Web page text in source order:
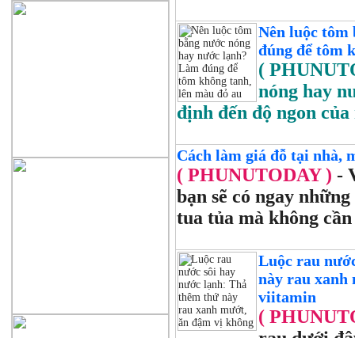
Nên luộc tôm
đúng để tôm
(
nóng hay
định đến độ ngon của
Cách làm giá đỗ tại nhà,
( PHUNUTODAY ) -
bạn sẽ có ngay
tua tủa mà không
Luộc rau
này rau xanh
viitamin
(